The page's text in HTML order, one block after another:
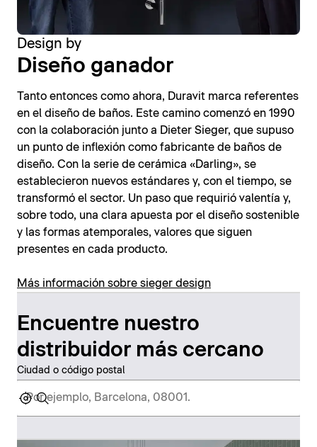
Design by
Diseño ganador
Tanto entonces como ahora, Duravit marca referentes
en el diseño de baños. Este camino comenzó en 1990
con la colaboración junto a Dieter Sieger, que supuso
un punto de inflexión como fabricante de baños de
diseño. Con la serie de cerámica «Darling», se
establecieron nuevos estándares y, con el tiempo, se
transformó el sector. Un paso que requirió valentía y,
sobre todo, una clara apuesta por el diseño sostenible
y las formas atemporales, valores que siguen
presentes en cada producto.
Más información sobre sieger design
Encuentre nuestro
distribuidor más cercano
Ciudad o código postal